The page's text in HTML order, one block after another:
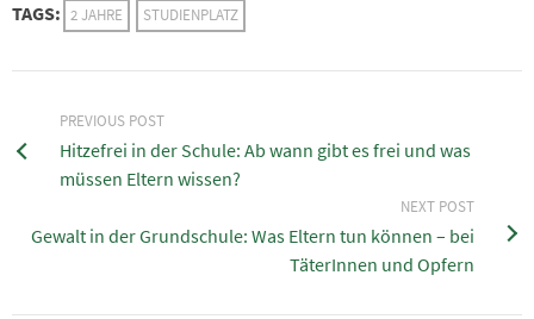
TAGS: 2 JAHRE STUDIENPLATZ
PREVIOUS POST
Hitzefrei in der Schule: Ab wann gibt es frei und was
müssen Eltern wissen?
NEXT POST
Gewalt in der Grundschule: Was Eltern tun können – bei
TäterInnen und Opfern